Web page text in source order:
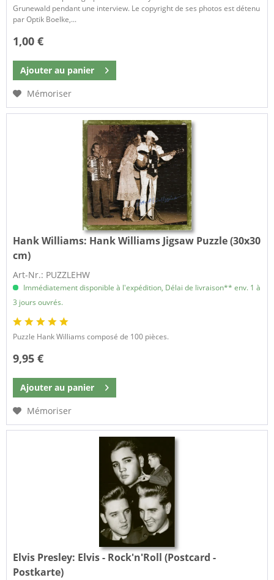
Grunewald pendant une interview. Le copyright de ses photos est détenu
par Optik Boelke,...
1,00 €
Ajouter au panier
Mémoriser
Hank Williams: Hank Williams Jigsaw Puzzle (30x30
cm)
Art-Nr.: PUZZLEHW
Immédiatement disponible à l'expédition, Délai de livraison** env. 1 à
3 jours ouvrés.
Puzzle Hank Williams composé de 100 pièces.
9,95 €
Ajouter au panier
Mémoriser
Elvis Presley: Elvis - Rock'n'Roll (Postcard -
Postkarte)